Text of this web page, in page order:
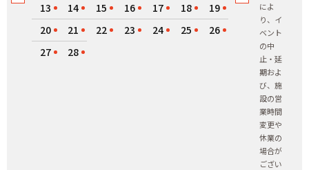
13
14 15 16 17 18
19
20
21 22 23 24 25
26
27
28
によ
り、イ
ベント
の中
止・延
期およ
び、施
設の営
業時間
変更や
休業の
場合が
ござい